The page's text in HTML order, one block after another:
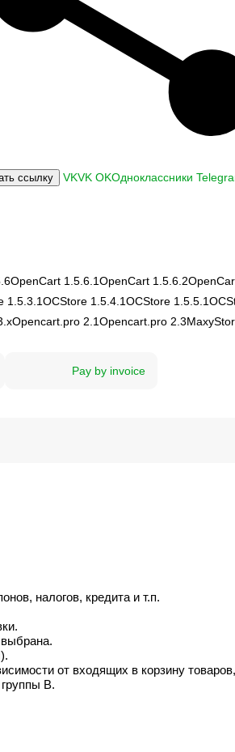
ссылку VKVK OKОдноклассники
OpenCart 1.5.6.1OpenCart 1.5.6.2
1.5.3.1OCStore 1.5.4.1OCStore 1.5.5.1
Opencart.pro 2.1Opencart.pro 2.3
Pay by invoice
налогов, кредита и т.п.
от входящих в корзину
B.